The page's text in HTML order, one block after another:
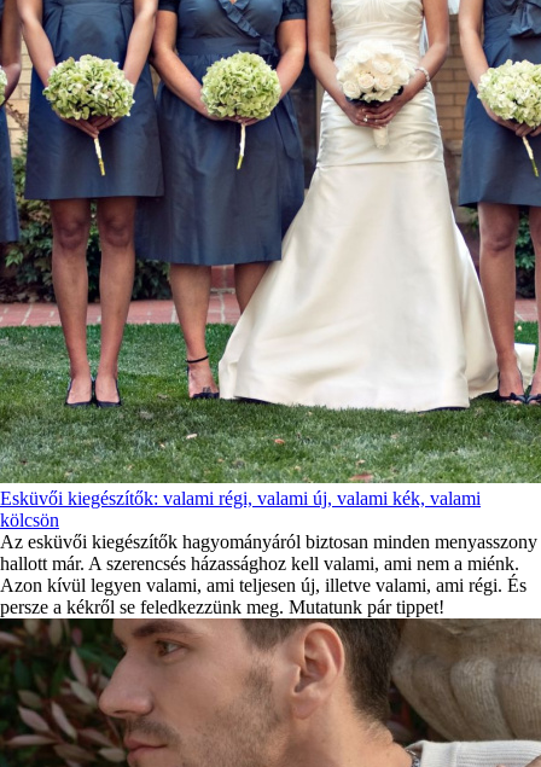
Esküvői kiegészítők: valami régi, valami új, valami kék, valami
kölcsön
Az esküvői kiegészítők hagyományáról biztosan minden menyasszony
hallott már. A szerencsés házassághoz kell valami, ami nem a miénk.
Azon kívül legyen valami, ami teljesen új, illetve valami, ami régi. És
persze a kékről se feledkezzünk meg. Mutatunk pár tippet!